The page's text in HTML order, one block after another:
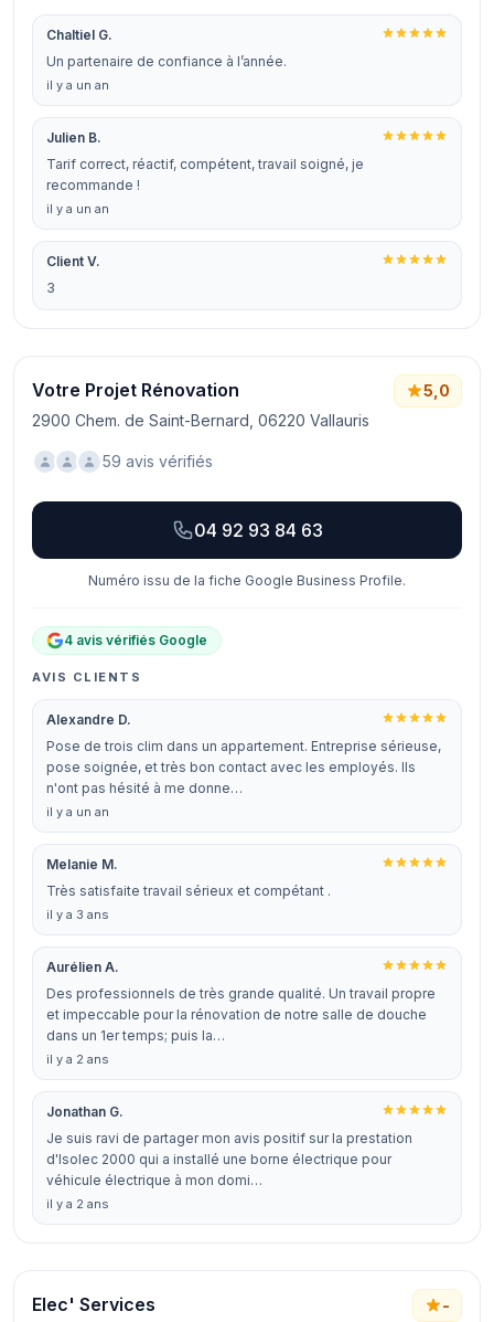
Chaltiel G.
Un partenaire de confiance à l’année.
il y a un an
Julien B.
Tarif correct, réactif, compétent, travail soigné, je
recommande !
il y a un an
Client V.
3
Votre Projet Rénovation
2900 Chem. de Saint-Bernard, 06220 Vallauris
5,0
59 avis vérifiés
04 92 93 84 63
Numéro issu de la fiche Google Business Profile.
4 avis vérifiés Google
AVIS CLIENTS
Alexandre D.
Pose de trois clim dans un appartement. Entreprise sérieuse,
pose soignée, et très bon contact avec les employés. Ils
n'ont pas hésité à me donne…
il y a un an
Melanie M.
Très satisfaite travail sérieux et compétant .
il y a 3 ans
Aurélien A.
Des professionnels de très grande qualité. Un travail propre
et impeccable pour la rénovation de notre salle de douche
dans un 1er temps; puis la…
il y a 2 ans
Jonathan G.
Je suis ravi de partager mon avis positif sur la prestation
d'Isolec 2000 qui a installé une borne électrique pour
véhicule électrique à mon domi…
il y a 2 ans
Elec' Services -